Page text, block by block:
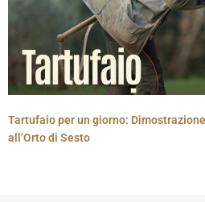
Tartufaio per un giorno:
all’Orto di Sesto